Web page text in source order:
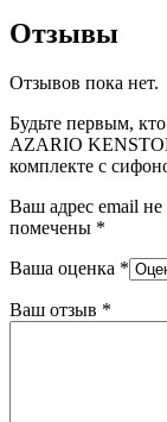
Отзывы
Отзывов пока нет.
Будьте первым,
AZARIO
комплекте с
Ваш адрес email не
помечены *
Ваша оценка *
Ваш отзыв *